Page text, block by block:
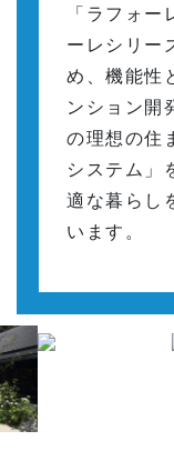
「ラフォ
ーレシリー
め、機能性
ンション開
の理想の住
システム」
適な暮らし
います。